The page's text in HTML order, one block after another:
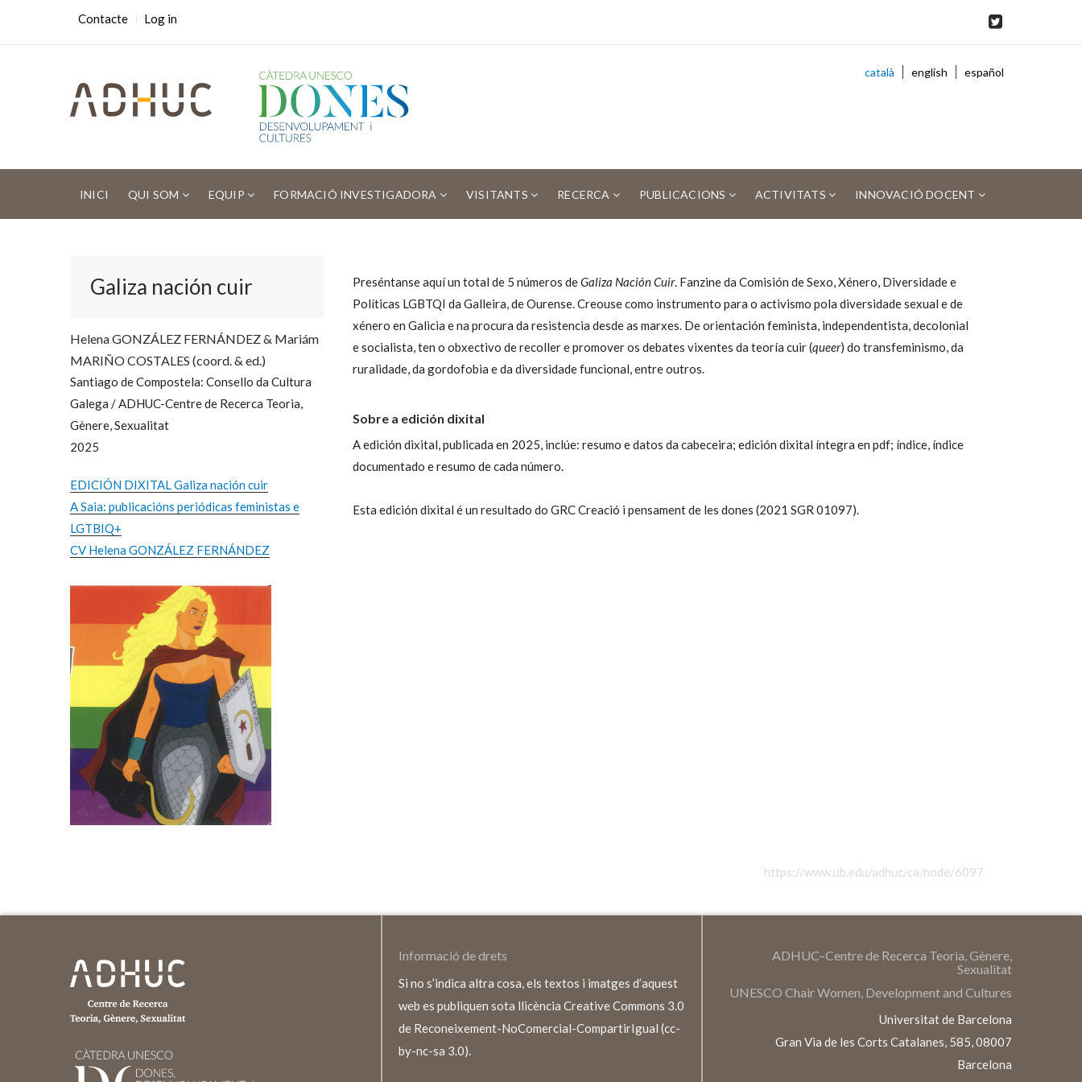
USER
ACCOUNT
MENU
Contacte Log in
català english español
MAIN
NAVIGATION
INICI QUI SOM EQUIP FORMACIÓ INVESTIGADORA VISITANTS RECERCA PUBLICACIONS ACTIVITATS INNOVACIÓ DOCENT
Galiza nación cuir
Helena GONZÁLEZ FERNÁNDEZ & Mariám
MARIÑO COSTALES (coord. & ed.)
Santiago de Compostela: Consello da Cultura
Galega / ADHUC-Centre de Recerca Teoria,
Gènere, Sexualitat
2025
EDICIÓN DIXITAL Galiza nación cuir
A Saia: publicacións periódicas feministas e
LGTBIQ+
CV Helena GONZÁLEZ FERNÁNDEZ
Preséntanse aquí un total de 5 números deGaliza Nación Cuir. Fanzine da Comisión de Sexo, Xénero, Diversidade e
Políticas LGBTQI da Galleira, de Ourense. Creouse como instrumento para o activismo pola diversidade sexual e de
xénero en Galicia e na procura da resistencia desde as marxes. De orientación feminista, independentista, decolonial
e socialista, ten o obxectivo de recoller e promover os debates vixentes da teoría cuir (queer) do transfeminismo, da
ruralidade, da gordofobia e da diversidade funcional, entre outros.
Sobre a edición dixital
A edición dixital, publicada en 2025, inclúe: resumo e datos da cabeceira; edición dixital íntegra en pdf; índice, índice
documentado e resumo de cada número.
Esta edición dixital é un resultado do GRC Creació i pensament de les dones (2021 SGR 01097).
https://www.ub.edu/adhuc/ca/node/6097
Informació de drets
Si no s’indica altra cosa, els textos i imatges d’aquest
web es publiquen sota llicència Creative Commons 3.0
de Reconeixement-NoComercial-CompartirIgual (cc-
by-nc-sa 3.0).
ADHUC–Centre de Recerca Teoria, Gènere,
Sexualitat
UNESCO Chair Women, Development and Cultures
Universitat de Barcelona
Gran Via de les Corts Catalanes, 585, 08007
Barcelona